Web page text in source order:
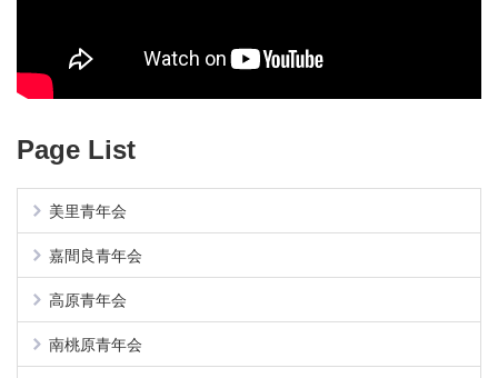
Page List
美里青年会
嘉間良青年会
高原青年会
南桃原青年会